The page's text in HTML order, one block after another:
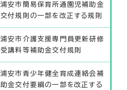
浦安市簡易保育所通園児補助金
交付規則の一部を改正する規則
浦安市介護支援専門員更新研修
受講料等補助金交付規則
浦安市青少年健全育成連絡会補
助金交付要綱の一部を改正する